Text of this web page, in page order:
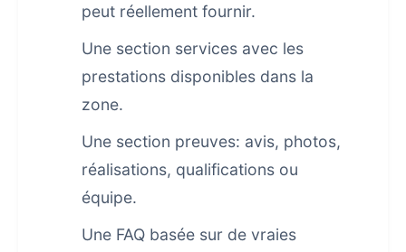
peut réellement fournir.
Une section services avec les
prestations disponibles dans la
zone.
Une section preuves: avis, photos,
réalisations, qualifications ou
équipe.
Une FAQ basée sur de vraies